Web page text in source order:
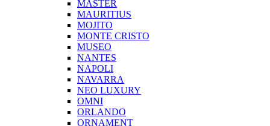
MASTER
MAURITIUS
MOJITO
MONTE CRISTO
MUSEO
NANTES
NAPOLI
NAVARRA
NEO LUXURY
OMNI
ORLANDO
ORNAMENT